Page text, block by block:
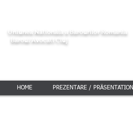
Uniunea Nationala a Barourilor Romania
Baroul Avocati Cluj
HOME PREZENTARE / PRÄSENTATION